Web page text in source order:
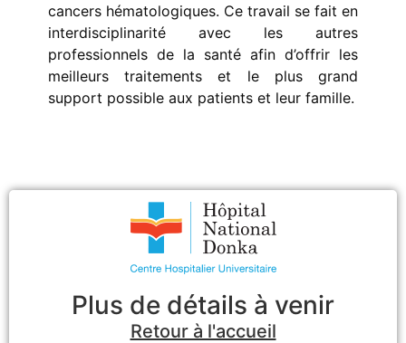
cancers hématologiques. Ce travail se fait en
interdisciplinarité avec les autres
professionnels de la santé afin d’offrir les
meilleurs traitements et le plus grand
support possible aux patients et leur famille.
Plus de détails à venir
Retour à l'accueil